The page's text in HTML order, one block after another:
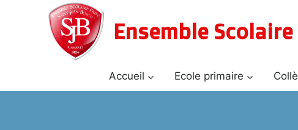
Ensemble
Accueil Ecole primaire